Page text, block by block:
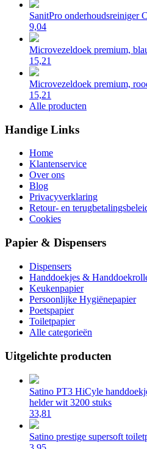
SanitPro onderhoudsreiniger
9,04
Microvezeldoek premium,
15,21
Microvezeldoek premium,
15,21
Alle producten
Handige Links
Home
Klantenservice
Over ons
Blog
Privacyverklaring
Retour- en
Cookies
Papier & Dispensers
Dispensers
Handdoekjes &
Keukenpapier
Persoonlijke Hygiënepapier
Poetspapier
Toiletpapier
Alle categorieën
Uitgelichte producten
Satino PT3 HiCyle
helder wit 3200 stuks
33,81
Satino prestige supersoft